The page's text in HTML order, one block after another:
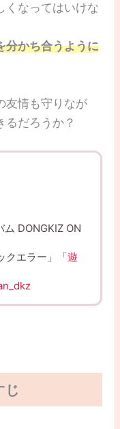
くなってはいけな
分かち合うように
友情も守りなが
るだろうか？
DONGKIZ ON
クエラー」「遊
じ